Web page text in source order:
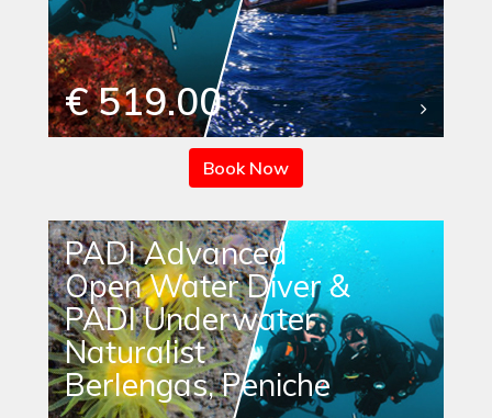
€ 519.00
Book Now
PADI Advanced
Open Water Diver &
PADI Underwater
Naturalist
Berlengas, Peniche